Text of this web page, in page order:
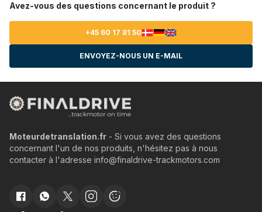
Avez-vous des questions concernant le produit ?
+45 60 17 81 50
ENVOYEZ-NOUS UN E-MAIL
Moteurdetranslation.fr - Si vous avez des questions
concernant l'un de nos produits, n'hésitez pas à nous
contacter à l'adresse info@finaldrive-trackmotors.com